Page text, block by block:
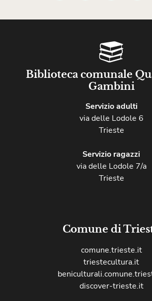
Biblioteca comunale
Gambini
Servizio adulti
via delle Lodole 6
Trieste
Servizio ragazzi
via delle Lodole 7/a
Trieste
Comune di
comune.trieste.it
triestecultura.it
discover-trieste.it